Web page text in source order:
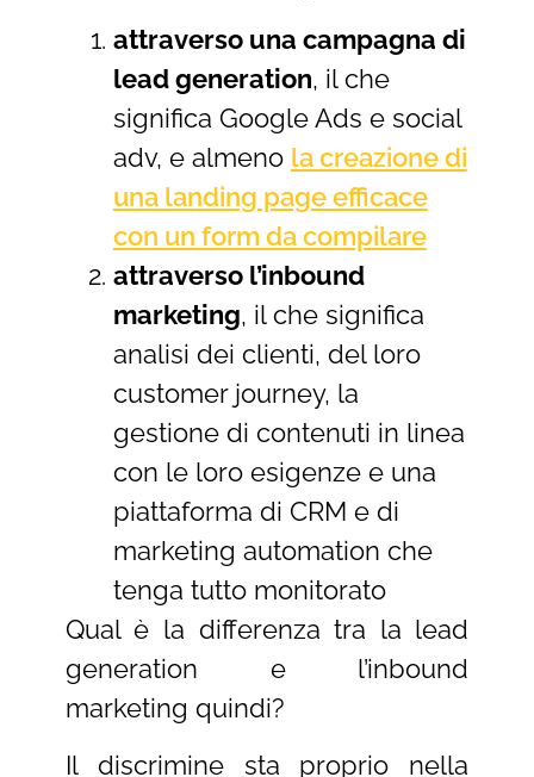
attraverso una campagna di
lead generation, il che
significa Google Ads e social
adv, e almeno la creazione di
una landing page efficace
con un form da compilare
attraverso l’inbound
marketing, il che significa
analisi dei clienti, del loro
customer journey, la
gestione di contenuti in linea
con le loro esigenze e una
piattaforma di CRM e di
marketing automation che
tenga tutto monitorato
Qual è la differenza tra la lead
generation e l’inbound
marketing quindi?
Il discrimine sta proprio nella